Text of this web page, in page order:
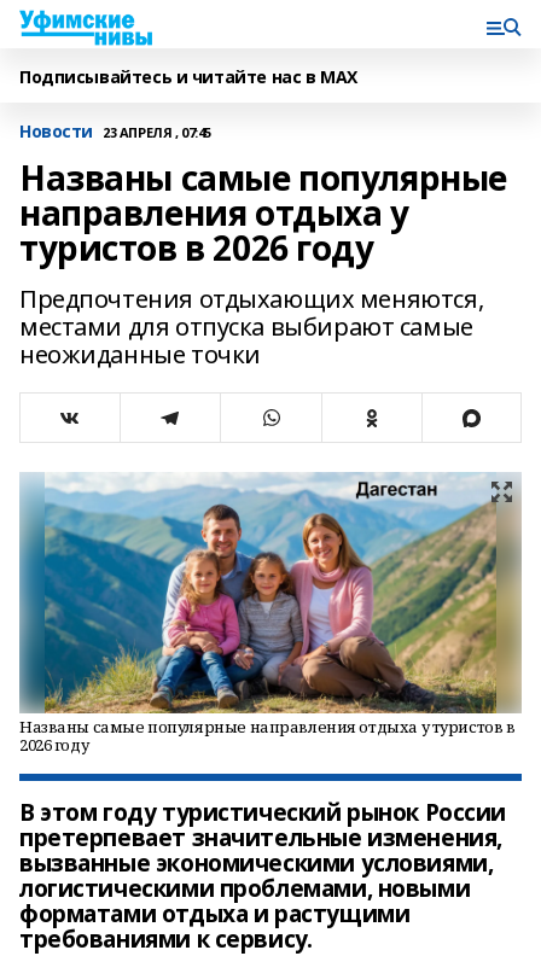
Подписывайтесь и читайте нас в MAX
Новости 23 АПРЕЛЯ , 07:45
Названы самые популярные
направления отдыха у
туристов в 2026 году
Предпочтения отдыхающих меняются,
местами для отпуска выбирают самые
неожиданные точки
Названы самые популярные направления отдыха у туристов в
2026 году
В этом году туристический рынок России
претерпевает значительные изменения,
вызванные экономическими условиями,
логистическими проблемами, новыми
форматами отдыха и растущими
требованиями к сервису.